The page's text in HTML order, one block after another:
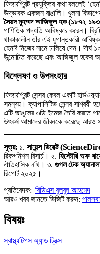
ফিঙ্গারপ্রিন্ট প্রযুক্তির কথা বললেই
উদ্ভাবক একজন বাঙালি। খুলনা
সৈয়দ মুহম্মদ আজিজুল হক (১৮৭২-
গাণিতিক পদ্ধতি আবিষ্কার করেন।
থাকাকালীন তাঁর এই যুগান্তকারী
হেনরি নিজের নামে চালিয়ে দেন।
উন্মোচিত করেছে এবং আজিজুল হকের
বিশ্লেষণ ও উপসংহার
ফিঙ্গারপ্রিন্ট সেন্সর কেবল একটি
সমন্বয়। ক্যাপাসিটিভ সেন্সর সাশ্রয়ী
এটি আঙুলের ৩ডি ইমেজ তৈরি করতে
উৎকর্ষ আমাদের জীবনকে করেছে আরও
সূত্র: ১. সায়েন্স ডিরেক্ট
রিকগনিশন রিসার্চ। ২. হিস্টোরি অফ
ঐতিহাসিক নথি। ৩. গুগল টেক
রিপোর্ট ২০২৫।
প্রতিবেদক: বিডিএস বুলবুল আহমেদ
আরও খবর জানতে ভিজিট করুন:
বিষয়ঃ
স্বাস্থ্যটিপস অ্যান্ড ট্রিক্স